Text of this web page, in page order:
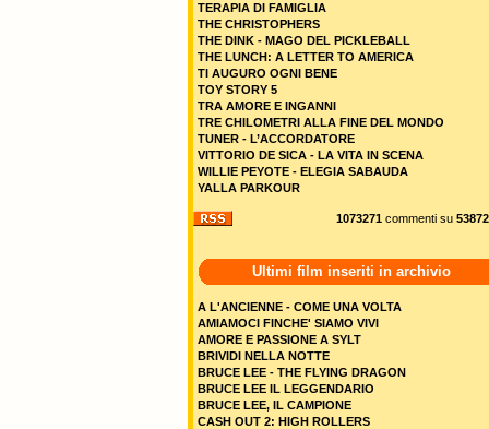
TERAPIA DI FAMIGLIA
THE CHRISTOPHERS
THE DINK - MAGO DEL PICKLEBALL
THE LUNCH: A LETTER TO AMERICA
TI AUGURO OGNI BENE
TOY STORY 5
TRA AMORE E INGANNI
TRE CHILOMETRI ALLA FINE DEL MONDO
TUNER - L’ACCORDATORE
VITTORIO DE SICA - LA VITA IN SCENA
WILLIE PEYOTE - ELEGIA SABAUDA
YALLA PARKOUR
1073271 commenti su 53872
Ultimi film inseriti in archivio
A L'ANCIENNE - COME UNA VOLTA
AMIAMOCI FINCHE' SIAMO VIVI
AMORE E PASSIONE A SYLT
BRIVIDI NELLA NOTTE
BRUCE LEE - THE FLYING DRAGON
BRUCE LEE IL LEGGENDARIO
BRUCE LEE, IL CAMPIONE
CASH OUT 2: HIGH ROLLERS